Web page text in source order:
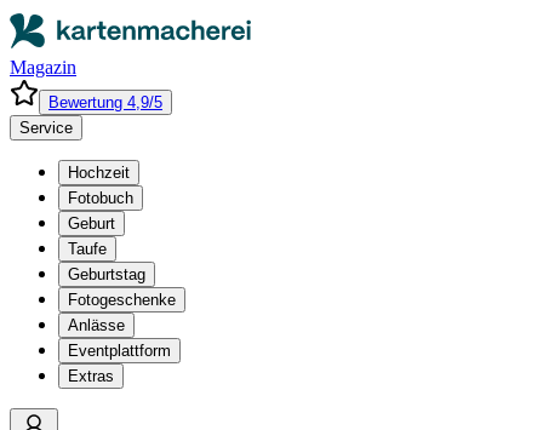
Magazin
Bewertung 4,9/5
Service
Hochzeit
Fotobuch
Geburt
Taufe
Geburtstag
Fotogeschenke
Anlässe
Eventplattform
Extras